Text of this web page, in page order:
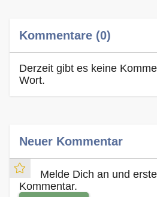
Kommentare (0)
Derzeit gibt es keine
Wort.
Neuer Kommentar
Melde Dich an und
Kommentar.